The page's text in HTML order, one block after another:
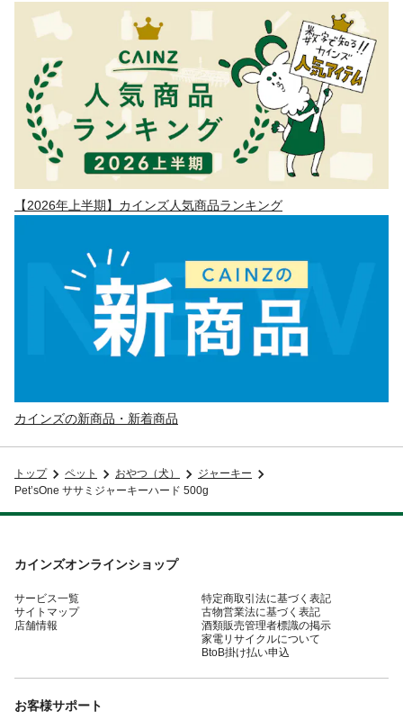
【2026年上半期】カインズ人気商品ランキング
カインズの新商品・新着商品
トップ ペット おやつ（犬）
ジャーキー
Pet’sOne ササミジャーキーハード 500g
カインズオンラインショップ
サービス一覧
サイトマップ
店舗情報
特定商取引法に基づく表記
古物営業法に基づく表記
酒類販売管理者標識の掲示
家電リサイクルについて
BtoB掛け払い申込
お客様サポート